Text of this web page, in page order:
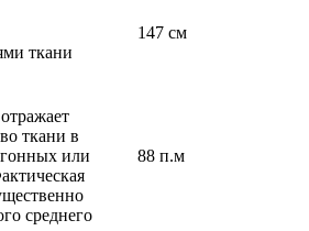
ткани
147 см
ткани в
или
среднего
88 п.м